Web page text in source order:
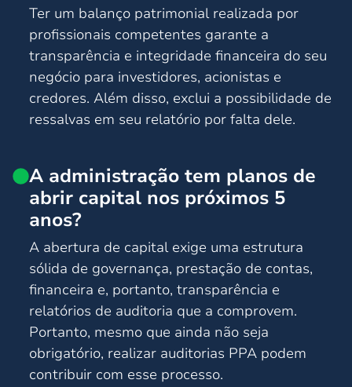
Ter um balanço patrimonial realizada por
profissionais competentes garante a
transparência e integridade financeira do seu
negócio para investidores, acionistas e
credores. Além disso, exclui a possibilidade de
ressalvas em seu relatório por falta dele.
A administração tem planos de
abrir capital nos próximos 5
anos?
A abertura de capital exige uma estrutura
sólida de governança, prestação de contas,
financeira e, portanto, transparência e
relatórios de auditoria que a comprovem.
Portanto, mesmo que ainda não seja
obrigatório, realizar auditorias PPA podem
contribuir com esse processo.